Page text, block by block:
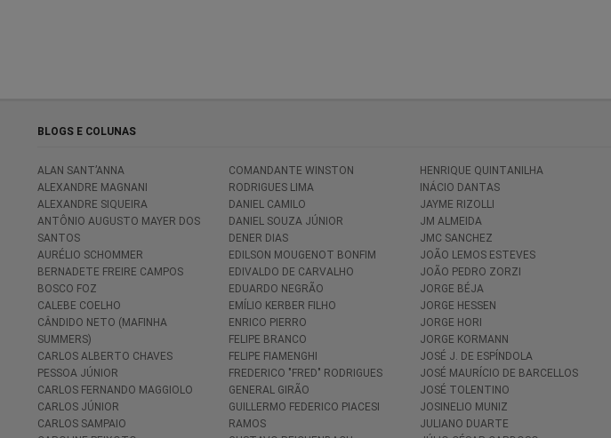
BLOGS E COLUNAS
ALAN SANT’ANNA
ALEXANDRE MAGNANI
ALEXANDRE SIQUEIRA
ANTÔNIO AUGUSTO MAYER DOS
SANTOS
AURÉLIO SCHOMMER
BERNADETE FREIRE CAMPOS
BOSCO FOZ
CALEBE COELHO
CÂNDIDO NETO (MAFINHA
SUMMERS)
CARLOS ALBERTO CHAVES
PESSOA JÚNIOR
CARLOS FERNANDO MAGGIOLO
CARLOS JÚNIOR
CARLOS SAMPAIO
COMANDANTE WINSTON
RODRIGUES LIMA
DANIEL CAMILO
DANIEL SOUZA JÚNIOR
DENER DIAS
EDILSON MOUGENOT BONFIM
EDIVALDO DE CARVALHO
EDUARDO NEGRÃO
EMÍLIO KERBER FILHO
ENRICO PIERRO
FELIPE BRANCO
FELIPE FIAMENGHI
FREDERICO "FRED" RODRIGUES
GENERAL GIRÃO
GUILLERMO FEDERICO PIACESI
RAMOS
HENRIQUE QUINTANILHA
INÁCIO DANTAS
JAYME RIZOLLI
JM ALMEIDA
JMC SANCHEZ
JOÃO LEMOS ESTEVES
JOÃO PEDRO ZORZI
JORGE BÉJA
JORGE HESSEN
JORGE HORI
JORGE KORMANN
JOSÉ J. DE ESPÍNDOLA
JOSÉ MAURÍCIO DE BARCELLOS
JOSÉ TOLENTINO
JOSINELIO MUNIZ
JULIANO DUARTE